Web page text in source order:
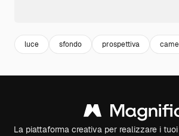
luce sfondo prospettiva
La piattaforma creativa per realizzare i